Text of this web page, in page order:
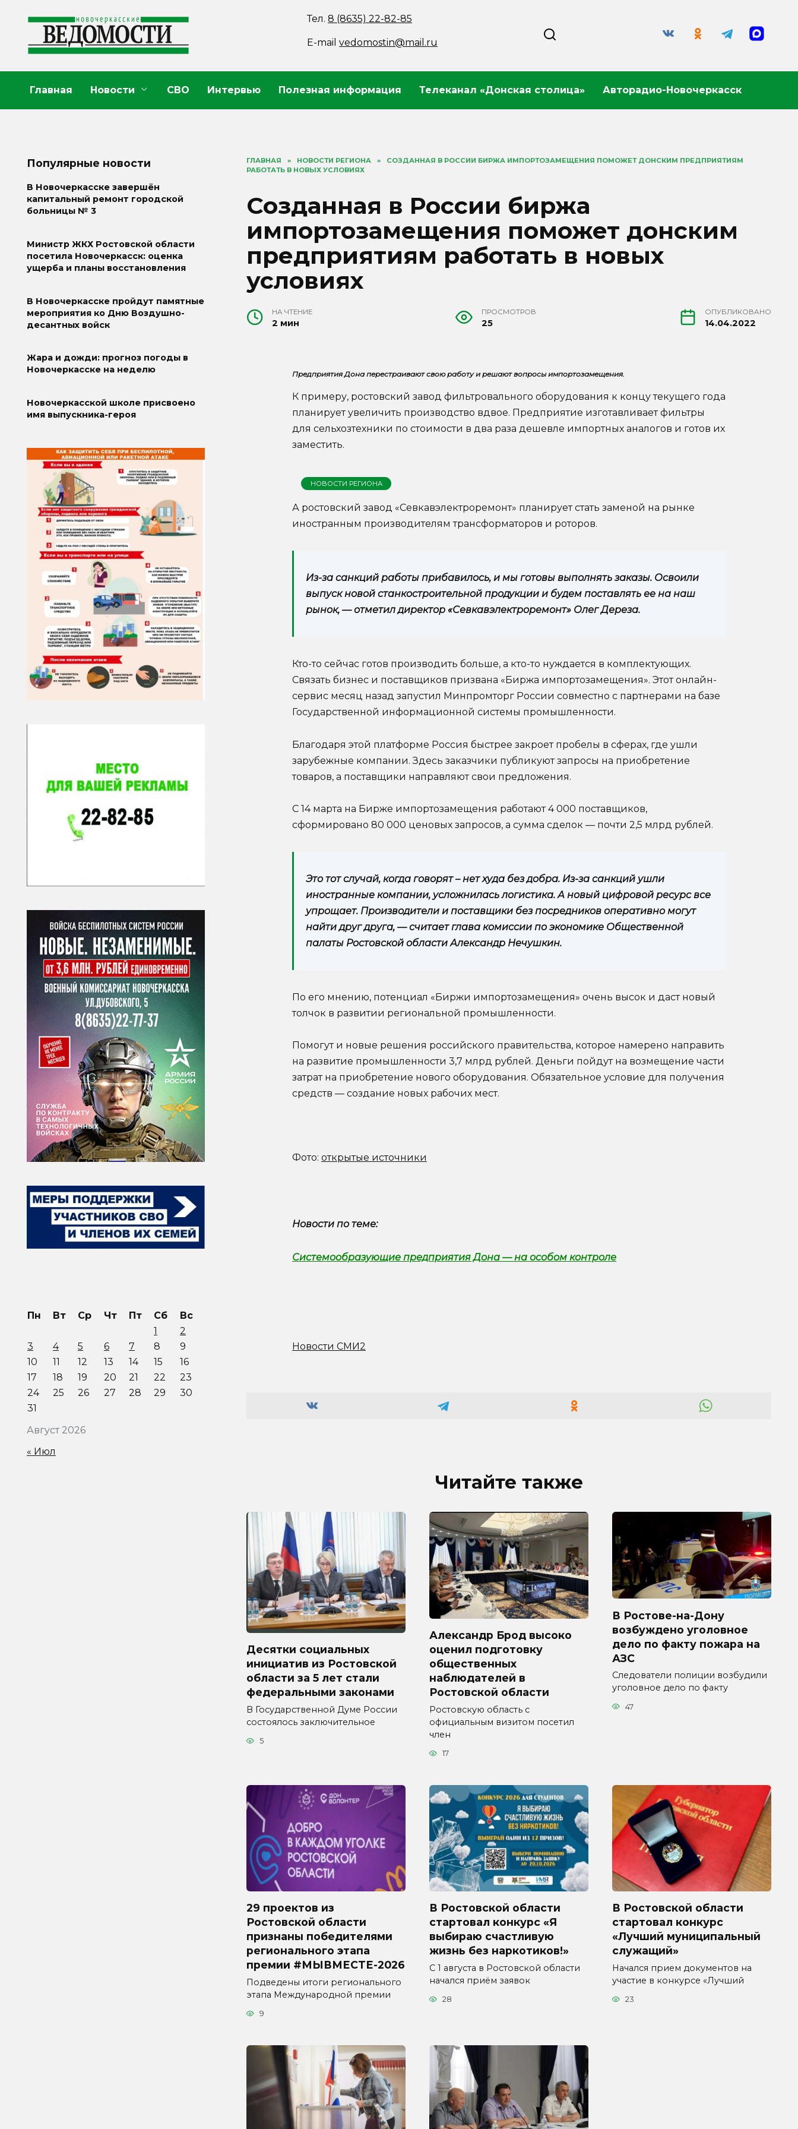
содержанию
Тел.8 (8635) 22-82-85
E-mailvedomostin@mail.ru
Главная Новости СВО Интервью Полезная информация Телеканал «Донская столица» Авторадио-Новочеркасск
ГЛАВНАЯ » НОВОСТИ РЕГИОНА »
СОЗДАННАЯ В РОССИИ БИРЖА ИМПОРТОЗАМЕЩЕНИЯ ПОМОЖЕТ ДОНСКИМ ПРЕДПРИЯТИЯМ
РАБОТАТЬ В НОВЫХ УСЛОВИЯХ
Созданная в России биржа
импортозамещения поможет донским
предприятиям работать в новых
условиях
НА ЧТЕНИЕ
2 мин
ПРОСМОТРОВ
25
ОПУБЛИКОВАНО
14.04.2022
Предприятия Дона перестраивают свою работу и решают вопросы импортозамещения.
К примеру, ростовский завод фильтровального оборудования к концу текущего года
планирует увеличить производство вдвое. Предприятие изготавливает фильтры
для сельхозтехники по стоимости в два раза дешевле импортных аналогов и готов их
заместить.
НОВОСТИ РЕГИОНА
А ростовский завод «Севкавэлектроремонт» планирует стать заменой на рынке
иностранным производителям трансформаторов и роторов.
Из-за санкций работы прибавилось, и мы готовы выполнять заказы. Освоили
выпуск новой станкостроительной продукции и будем поставлять ее на наш
рынок, — отметил директор «Севкавэлектроремонт» Олег Дереза.
Кто-то сейчас готов производить больше, а кто-то нуждается в комплектующих.
Связать бизнес и поставщиков призвана «Биржа импортозамещения». Этот онлайн-
сервис месяц назад запустил Минпромторг России совместно с партнерами на базе
Государственной информационной системы промышленности.
Благодаря этой платформе Россия быстрее закроет пробелы в сферах, где ушли
зарубежные компании. Здесь заказчики публикуют запросы на приобретение
товаров, а поставщики направляют свои предложения.
С 14 марта на Бирже импортозамещения работают 4 000 поставщиков,
сформировано 80 000 ценовых запросов, а сумма сделок — почти 2,5 млрд рублей.
Это тот случай, когда говорят – нет худа без добра. Из-за санкций ушли
иностранные компании, усложнилась логистика. А новый цифровой ресурс все
упрощает. Производители и поставщики без посредников оперативно могут
найти друг друга, — считает глава комиссии по экономике Общественной
палаты Ростовской области Александр Нечушкин.
По его мнению, потенциал «Биржи импортозамещения» очень высок и даст новый
толчок в развитии региональной промышленности.
Помогут и новые решения российского правительства, которое намерено направить
на развитие промышленности 3,7 млрд рублей. Деньги пойдут на возмещение части
затрат на приобретение нового оборудования. Обязательное условие для получения
средств — создание новых рабочих мест.
Фото: открытые источники
Новости по теме:
Системообразующие предприятия Дона — на особом контроле
Новости СМИ2
Читайте также
Десятки социальных
инициатив из Ростовской
области за 5 лет стали
федеральными законами
В Государственной Думе России
состоялось заключительное
5
Александр Брод высоко
оценил подготовку
общественных
наблюдателей в
Ростовской области
Ростовскую область с
официальным визитом посетил
член
17
В Ростове-на-Дону
возбуждено уголовное
дело по факту пожара на
АЗС
Следователи полиции возбудили
уголовное дело по факту
47
29 проектов из
Ростовской области
признаны победителями
регионального этапа
премии #МЫВМЕСТЕ-2026
Подведены итоги регионального
этапа Международной премии
9
В Ростовской области
стартовал конкурс «Я
выбираю счастливую
жизнь без наркотиков!»
С 1 августа в Ростовской области
начался приём заявок
28
В Ростовской области
стартовал конкурс
«Лучший муниципальный
служащий»
Начался прием документов на
участие в конкурсе «Лучший
23
Популярные новости
В Новочеркасске завершён
капитальный ремонт городской
больницы № 3
Министр ЖКХ Ростовской области
посетила Новочеркасск: оценка
ущерба и планы восстановления
В Новочеркасске пройдут памятные
мероприятия ко Дню Воздушно-
десантных войск
Жара и дожди: прогноз погоды в
Новочеркасске на неделю
Новочеркасской школе присвоено
имя выпускника-героя
Август 2026
Пн Вт Ср Чт Пт Сб
Вс
1
2
3
4 5 6 7 8
9
10
11 12 13 14 15
16
17
18 19 20 21 22
23
24
25 26 27 28 29
30
31
« Июл